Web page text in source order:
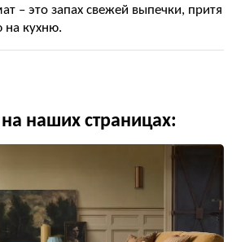
– это запах свежей выпечки, притя
кухню.
наших страницах: